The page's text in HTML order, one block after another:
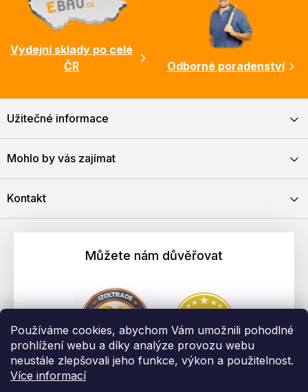
Používáme cookies, abychom Vám umožnili pohodlné
prohlížení webu a díky analýze provozu webu
neustále zlepšovali jeho funkce, výkon a použitelnost.
Více informací
Výdejní sklady po celé
ČR
Odborné poradenství
Užitečné informace
Mohlo by vás zajímat
Kontakt
Můžete nám důvěřovat